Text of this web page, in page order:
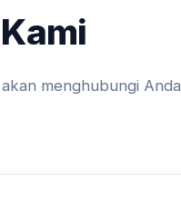
menghubungi Anda